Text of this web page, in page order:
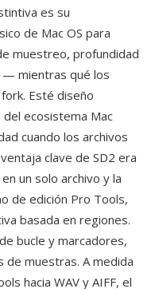
es su
de Mac OS para
muestreo, profundidad
— mientras qué los
Esté diseño
ecosistema Mac
cuando los archivos
clave de SD2 era
un solo archivo y la
de edición Pro Tools,
basada en regiones.
bucle y marcadores,
de muestras. A medida
hacia WAV y AIFF, el